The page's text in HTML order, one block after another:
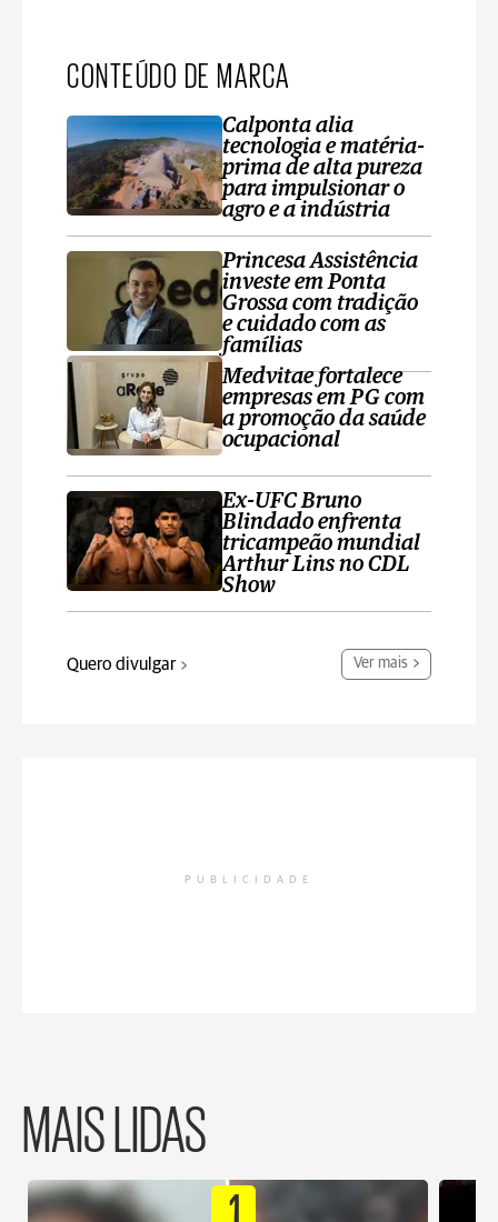
CONTEÚDO DE MARCA
Calponta alia
tecnologia e matéria-
prima de alta pureza
para impulsionar o
agro e a indústria
Princesa Assistência
investe em Ponta
Grossa com tradição
e cuidado com as
famílias
Medvitae fortalece
empresas em PG com
a promoção da saúde
ocupacional
Ex-UFC Bruno
Blindado enfrenta
tricampeão mundial
Arthur Lins no CDL
Show
Quero divulgar Ver mais
PUBLICIDADE
MAIS LIDAS
1